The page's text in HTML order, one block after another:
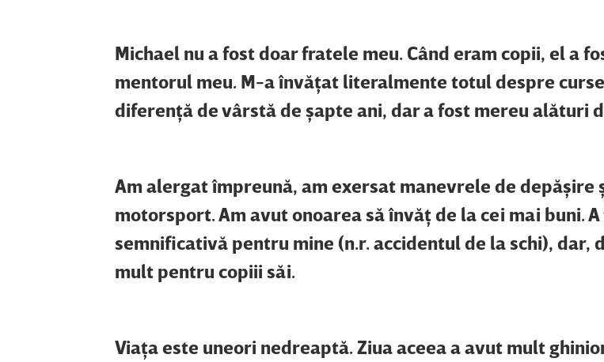
Michael nu a fost doar fratele meu. Când eram copii, el a
mentorul meu. M-a învăţat literalmente totul despre
diferenţă de vârstă de şapte ani, dar a fost mereu alături
Am alergat împreună, am exersat manevrele de depăşire
motorsport. Am avut onoarea să învăţ de la cei mai buni.
semnificativă pentru mine (n.r. accidentul de la schi), dar,
mult pentru copiii săi.
Viaţa este uneori nedreaptă. Ziua aceea a avut mult